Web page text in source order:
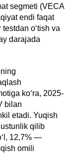
segmeti (VECA
endi faqat
o‘tish va
darajada
ko‘ra, 2025-
bilan
etadi. Yuqish
qilib
12,7% —
omili